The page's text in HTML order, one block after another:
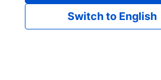
в
Республике
Switch to English